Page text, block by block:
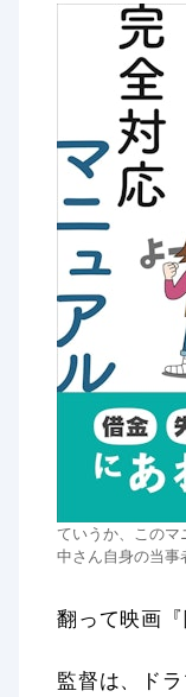
ていうか、このマ
中さん自身の当
翻って映画『
監督は、ド